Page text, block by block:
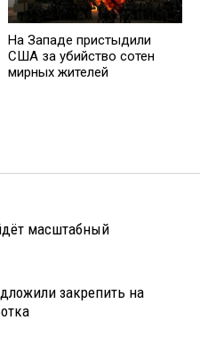
На Западе пристыдили
США за убийство сотен
мирных жителей
масштабный
закрепить на